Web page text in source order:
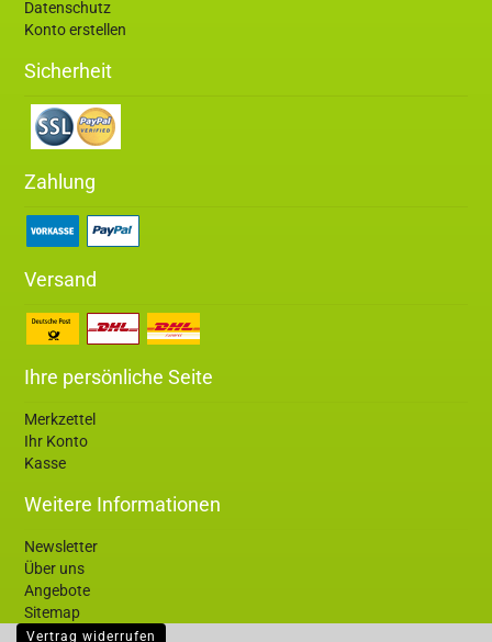
Datenschutz
Konto erstellen
Sicherheit
Zahlung
Versand
Ihre persönliche Seite
Merkzettel
Ihr Konto
Kasse
Weitere Informationen
Newsletter
Über uns
Angebote
Sitemap
Vertrag widerrufen